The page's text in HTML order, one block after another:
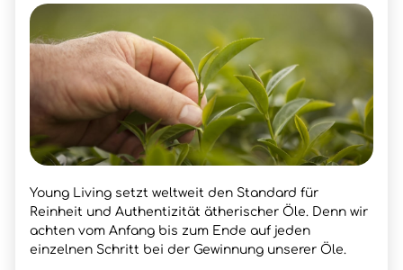
Young Living setzt weltweit den Standard für
Reinheit und Authentizität ätherischer Öle. Denn wir
achten vom Anfang bis zum Ende auf jeden
einzelnen Schritt bei der Gewinnung unserer Öle.